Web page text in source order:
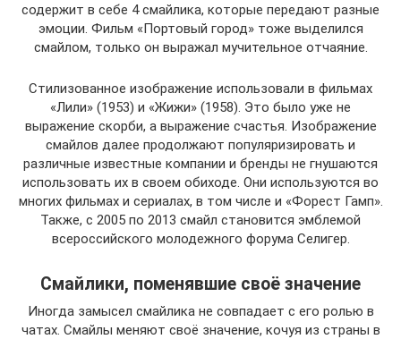
содержит в себе 4 смайлика, которые передают разные
эмоции. Фильм «Портовый город» тоже выделился
смайлом, только он выражал мучительное отчаяние.
Стилизованное изображение использовали в фильмах
«Лили» (1953) и «Жижи» (1958). Это было уже не
выражение скорби, а выражение счастья. Изображение
смайлов далее продолжают популяризировать и
различные известные компании и бренды не гнушаются
использовать их в своем обиходе. Они используются во
многих фильмах и сериалах, в том числе и «Форест Гамп».
Также, с 2005 по 2013 смайл становится эмблемой
всероссийского молодежного форума Селигер.
Смайлики, поменявшие своё значение
Иногда замысел смайлика не совпадает с его ролью в
чатах. Смайлы меняют своё значение, кочуя из страны в